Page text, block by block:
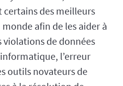
des meilleurs
monde afin de les aider à
violations de données
l’erreur
outils novateurs de